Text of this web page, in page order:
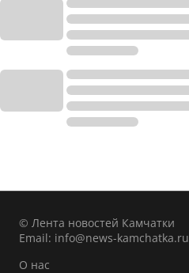
© Лента новостей Камчатки
Email: info@news-kamchatka.ru
О нас